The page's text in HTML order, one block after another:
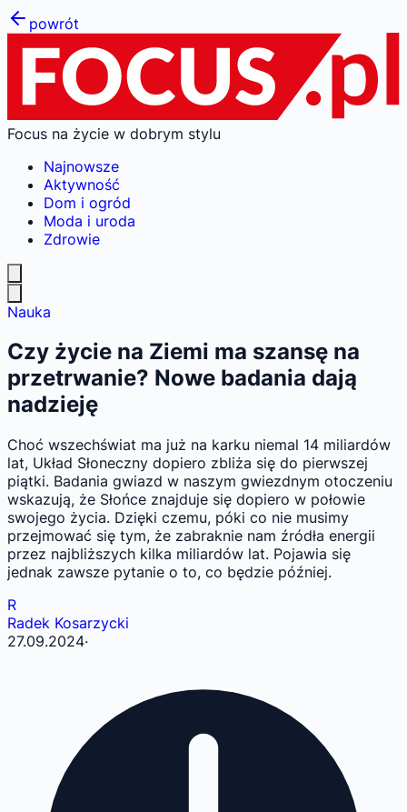
powrót
Focus na życie w dobrym stylu
Najnowsze
Aktywność
Dom i ogród
Moda i uroda
Zdrowie
Nauka
Czy życie na Ziemi ma szansę na
przetrwanie? Nowe badania dają
nadzieję
Choć wszechświat ma już na karku niemal 14 miliardów
lat, Układ Słoneczny dopiero zbliża się do pierwszej
piątki. Badania gwiazd w naszym gwiezdnym otoczeniu
wskazują, że Słońce znajduje się dopiero w połowie
swojego życia. Dzięki czemu, póki co nie musimy
przejmować się tym, że zabraknie nam źródła energii
przez najbliższych kilka miliardów lat. Pojawia się
jednak zawsze pytanie o to, co będzie później.
R
Radek Kosarzycki
27.09.2024·